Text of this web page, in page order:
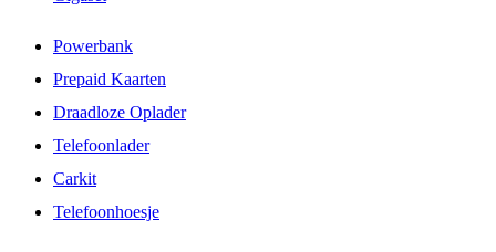
Powerbank
Prepaid Kaarten
Draadloze Oplader
Telefoonlader
Carkit
Telefoonhoesje